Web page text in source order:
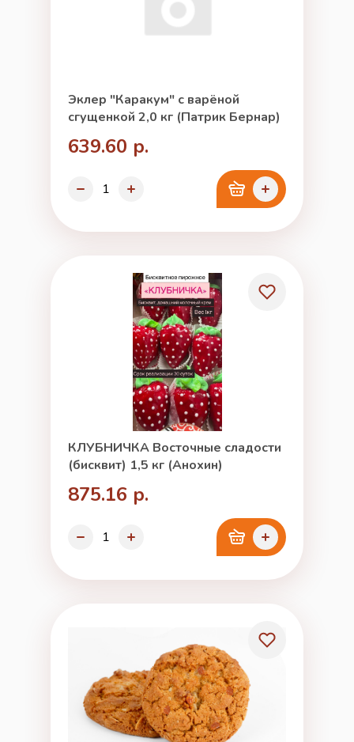
Эклер "Каракум" с варёной
сгущенкой 2,0 кг (Патрик Бернар)
639.60 р.
КЛУБНИЧКА Восточные сладости
(бисквит) 1,5 кг (Анохин)
875.16 р.